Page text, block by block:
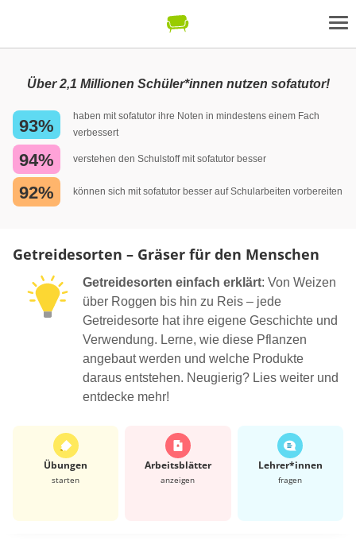
Über 2,1 Millionen Schüler*innen nutzen sofatutor!
93%
haben mit sofatutor ihre Noten in mindestens einem Fach
verbessert
94% verstehen den Schulstoff mit sofatutor besser
92% können sich mit sofatutor besser auf Schularbeiten vorbereiten
Getreidesorten – Gräser für den Menschen
Getreidesorten einfach erklärt: Von Weizen
über Roggen bis hin zu Reis – jede
Getreidesorte hat ihre eigene Geschichte und
Verwendung. Lerne, wie diese Pflanzen
angebaut werden und welche Produkte
daraus entstehen. Neugierig? Lies weiter und
entdecke mehr!
Übungen
starten
Arbeits­blätter
anzeigen
Lehrer*​innen
fragen